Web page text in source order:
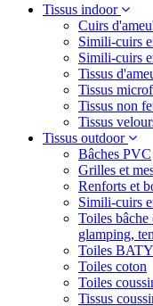
Tissus indoor
Cuirs
Simili-cuirs
Simili-cuirs
Tissus
Tissus
Tissus non
Tissus
Tissus outdoor
Bâches PVC
Grilles et
Renforts et
Simili-cuirs
Toiles bâche
glamping,
Toiles
Toiles coton
Toiles
Tissus